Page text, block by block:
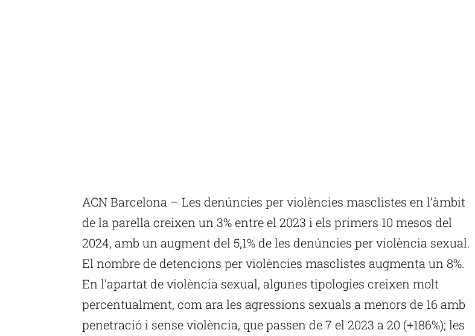
ACN Barcelona – Les denúncies per violències masclistes en l’àmbit
de la parella creixen un 3% entre el 2023 i els primers 10 mesos del
2024, amb un augment del 5,1% de les denúncies per violència sexual.
El nombre de detencions per violències masclistes augmenta un 8%.
En l’apartat de violència sexual, algunes tipologies creixen molt
percentualment, com ara les agressions sexuals a menors de 16 amb
penetració i sense violència, que passen de 7 el 2023 a 20 (+186%); les